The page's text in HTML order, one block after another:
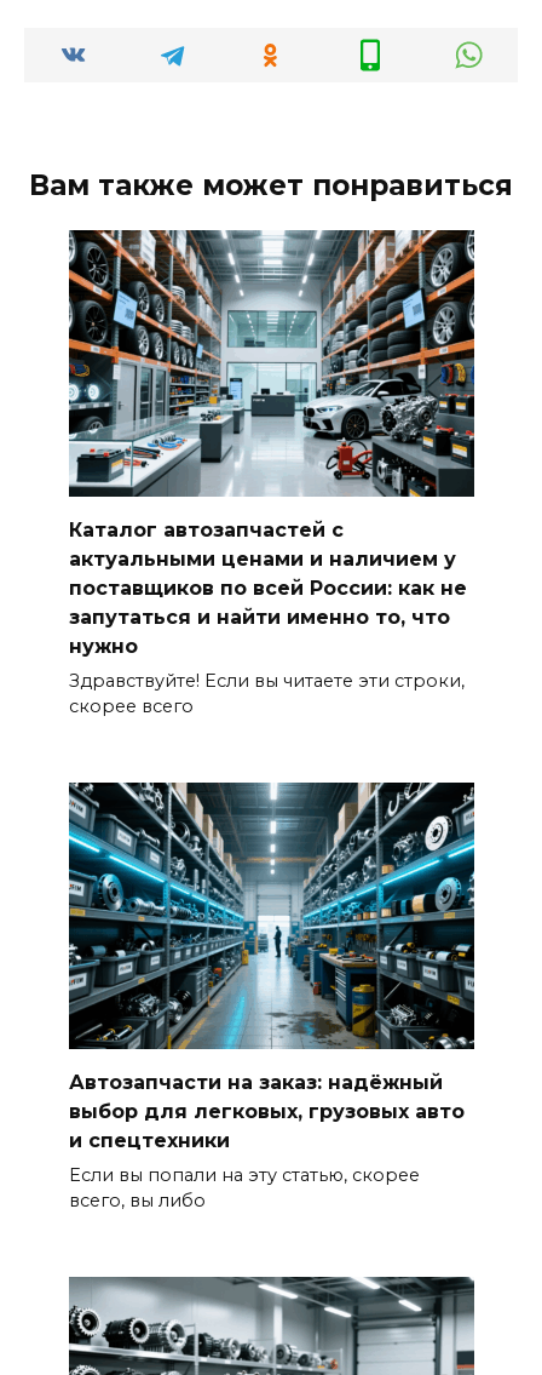
Вам также может понравиться
Каталог автозапчастей с
актуальными ценами и наличием у
поставщиков по всей России: как не
запутаться и найти именно то, что
нужно
Здравствуйте! Если вы читаете эти строки,
скорее всего
Автозапчасти на заказ: надёжный
выбор для легковых, грузовых авто
и спецтехники
Если вы попали на эту статью, скорее
всего, вы либо